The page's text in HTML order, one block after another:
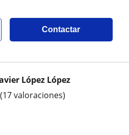
Contactar
López López
(17 valoraciones)